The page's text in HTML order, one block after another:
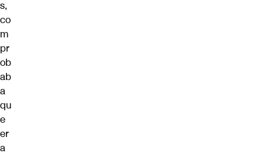
s,
co
m
pr
ob
ab
a
qu
e
er
a